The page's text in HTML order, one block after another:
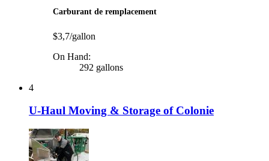
Carburant de remplacement
$3,7/gallon
On Hand:
292 gallons
4
U-Haul Moving & Storage of Colonie